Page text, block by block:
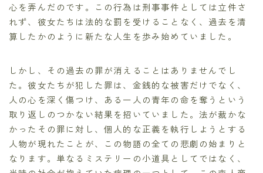
心を弄んだのです。この行為は刑事事件としては立件さ
れず、彼女たちは法的な罰を受けることなく、過去を清
算したかのように新たな人生を歩み始めていました。
しかし、その過去の罪が消えることはありませんでし
た。彼女たちが犯した罪は、金銭的な被害だけでなく、
人の心を深く傷つけ、ある一人の青年の命を奪うという
取り返しのつかない結果を招いていました。法が裁かな
かったその罪に対し、個人的な正義を執行しようとする
人物が現れたことが、この物語の全ての悲劇の始まりと
なります。単なるミステリーの小道具としてではなく、